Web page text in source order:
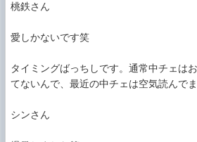
桃鉄さん
愛しかないです笑
タイミングばっちしです。通常中チェは
てないんで、最近の中チェは空気読んでま
シンさん